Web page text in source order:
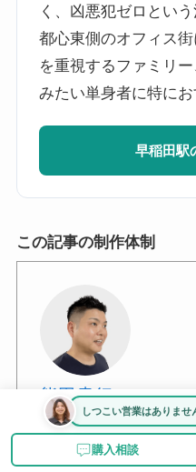
く、凶悪犯ゼロとい
都心東側のオフィス
を重視するファミリ
みたい単身者に特にお
早稲田駅
この記事の制作体制
熊田貴行
スムナラ編集部の編
の役立つ情報をお届
しつこい営業はありませ
購入相談